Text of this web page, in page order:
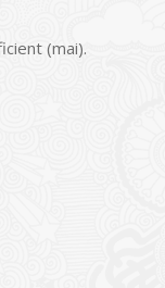
(mai).